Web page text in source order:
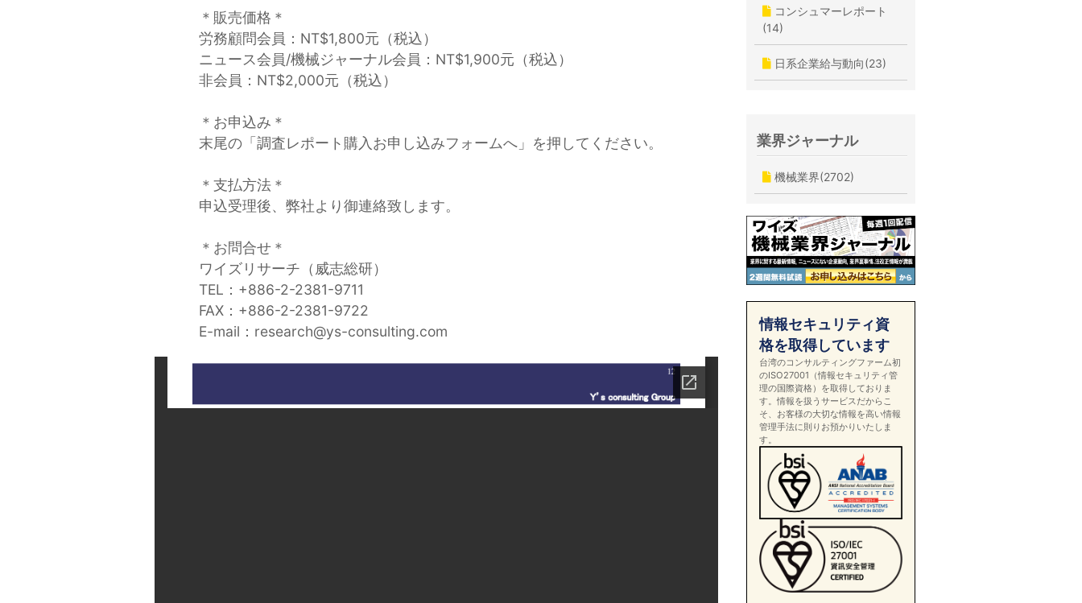
＊販売価格＊
労務顧問会員：NT$1,800元（税込）
ニュース会員/機械ジャーナル会員：NT$1,900元（税込）
非会員：NT$2,000元（税込）
＊お申込み＊
末尾の「調査レポート購入お申し込みフォームへ」を押してください。
＊支払方法＊
申込受理後、弊社より御連絡致します。
＊お問合せ＊
ワイズリサーチ（威志総研）
TEL：+886-2-2381-9711
FAX：+886-2-2381-9722
E-mail：research@ys-consulting.com
コンシュマーレポート
(14)
日系企業給与動向(23)
業界ジャーナル
機械業界(2702)
情報セキュリティ資
格を取得しています
台湾のコンサルティングファーム初
のISO27001（情報セキュリティ管
理の国際資格）を取得しておりま
す。情報を扱うサービスだからこ
そ、お客様の大切な情報を高い情報
管理手法に則りお預かりいたしま
す。